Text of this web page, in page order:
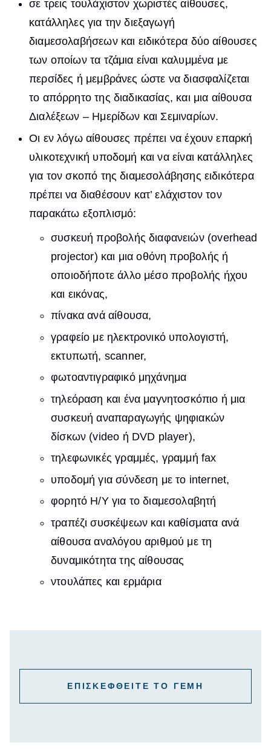
σε τρεις τουλάχιστον χωριστές αίθουσες,
κατάλληλες για την διεξαγωγή
διαμεσολαβήσεων και ειδικότερα δύο αίθουσες
των οποίων τα τζάμια είναι καλυμμένα με
περσίδες ή μεμβράνες ώστε να διασφαλίζεται
το απόρρητο της διαδικασίας, και μια αίθουσα
Διαλέξεων – Ημερίδων και Σεμιναρίων.
Οι εν λόγω αίθουσες πρέπει να έχουν επαρκή
υλικοτεχνική υποδομή και να είναι κατάλληλες
για τον σκοπό της διαμεσολάβησης ειδικότερα
πρέπει να διαθέσουν κατ’ ελάχιστον τον
παρακάτω εξοπλισμό:
συσκευή προβολής διαφανειών (overhead
projector) και μια οθόνη προβολής ή
οποιοδήποτε άλλο μέσο προβολής ήχου
και εικόνας,
πίνακα ανά αίθουσα,
γραφείο με ηλεκτρονικό υπολογιστή,
εκτυπωτή, scanner,
φωτοαντιγραφικό μηχάνημα
τηλεόραση και ένα μαγνητοσκόπιο ή μια
συσκευή αναπαραγωγής ψηφιακών
δίσκων (video ή DVD player),
τηλεφωνικές γραμμές, γραμμή fax
υποδομή για σύνδεση με το internet,
φορητό Η/Υ για το διαμεσολαβητή
τραπέζι συσκέψεων και καθίσματα ανά
αίθουσα αναλόγου αριθμού με τη
δυναμικότητα της αίθουσας
ντουλάπες και ερμάρια
ΕΠΙΣΚΕΦΘΕΙΤΕ ΤΟ ΓΕΜΗ